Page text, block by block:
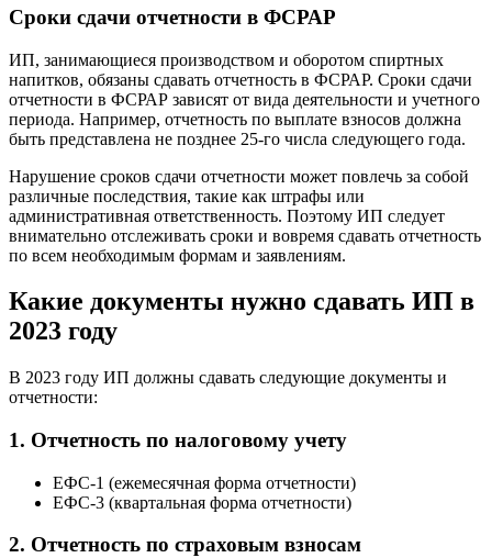
Сроки сдачи отчетности в ФСРАР
ИП, занимающиеся производством и оборотом спиртных
напитков, обязаны сдавать отчетность в ФСРАР. Сроки сдачи
отчетности в ФСРАР зависят от вида деятельности и учетного
периода. Например, отчетность по выплате взносов должна
быть представлена не позднее 25-го числа следующего года.
Нарушение сроков сдачи отчетности может повлечь за собой
различные последствия, такие как штрафы или
административная ответственность. Поэтому ИП следует
внимательно отслеживать сроки и вовремя сдавать отчетность
по всем необходимым формам и заявлениям.
Какие документы нужно сдавать ИП в
2023 году
В 2023 году ИП должны сдавать следующие документы и
отчетности:
1. Отчетность по налоговому учету
ЕФС-1 (ежемесячная форма отчетности)
ЕФС-3 (квартальная форма отчетности)
2. Отчетность по страховым взносам